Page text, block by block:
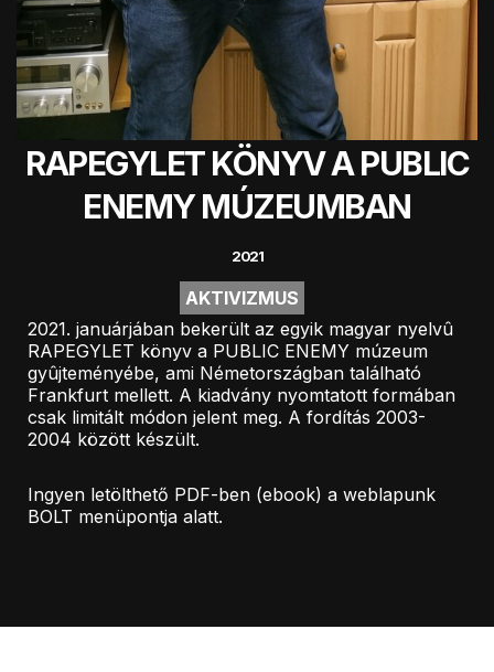
RAPEGYLET KÖNYV A PUBLIC
ENEMY MÚZEUMBAN
2021
AKTIVIZMUS
2021. januárjában bekerült az egyik magyar nyelvû
RAPEGYLET könyv a PUBLIC ENEMY múzeum
gyûjteményébe, ami Németországban található
Frankfurt mellett. A kiadvány nyomtatott formában
csak limitált módon jelent meg. A fordítás 2003-
2004 között készült.
Ingyen letölthető PDF-ben (ebook) a weblapunk
BOLT menüpontja alatt.